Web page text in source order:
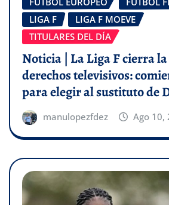
LIGA F
LIGA F MOEVE
TITULARES DEL DÍA
Noticia | La Liga F cierra
derechos televisivos:
para elegir al sustituto de
manulopezfdez Ago 10,